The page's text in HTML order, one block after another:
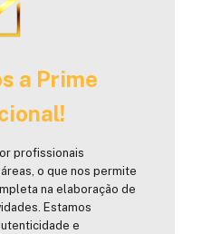
a Prime
profissionais
o que nos permite
na elaboração de
Estamos
e